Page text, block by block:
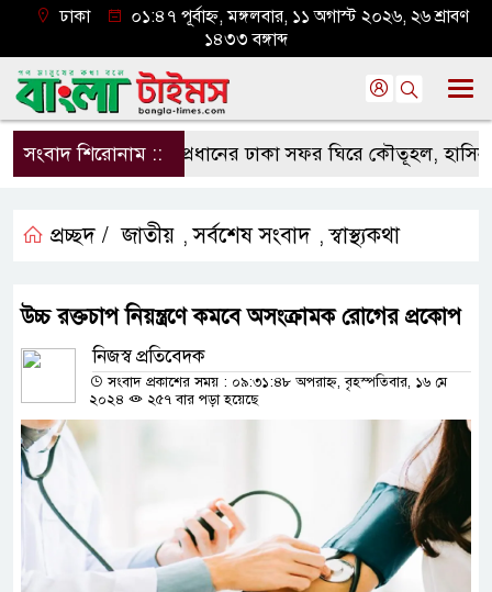
ঢাকা
০১:৪৭ পূর্বাহ্ন, মঙ্গলবার, ১১ অগাস্ট ২০২৬, ২৬ শ্রাবণ
১৪৩৩ বঙ্গাব্দ
সংবাদ শিরোনাম ::‘র’ প্রধানের ঢাকা সফর ঘিরে কৌতূহল, হাসিনা-জট
প্রচ্ছদ / জাতীয় ,সর্বশেষ সংবাদ ,স্বাস্থ্যকথা
উচ্চ রক্তচাপ নিয়ন্ত্রণে কমবে অসংক্রামক রোগের প্রকোপ
নিজস্ব প্রতিবেদক
সংবাদ প্রকাশের সময় : ০৯:৩১:৪৮ অপরাহ্ন, বৃহস্পতিবার, ১৬ মে
২০২৪
২৫৭ বার পড়া হয়েছে